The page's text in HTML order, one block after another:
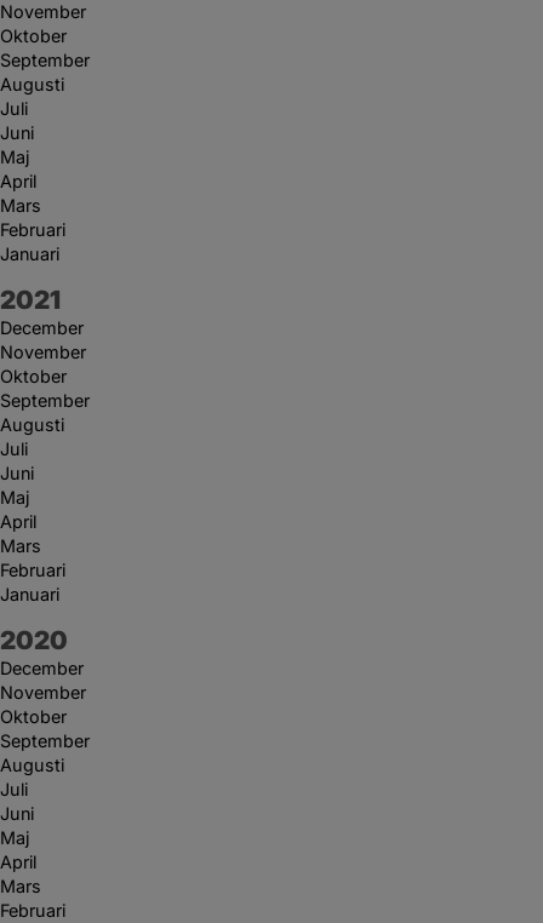
November
Oktober
September
Augusti
Juli
Juni
Maj
April
Mars
Februari
Januari
År:
2021
December
November
Oktober
September
Augusti
Juli
Juni
Maj
April
Mars
Februari
Januari
År:
2020
December
November
Oktober
September
Augusti
Juli
Juni
Maj
April
Mars
Februari